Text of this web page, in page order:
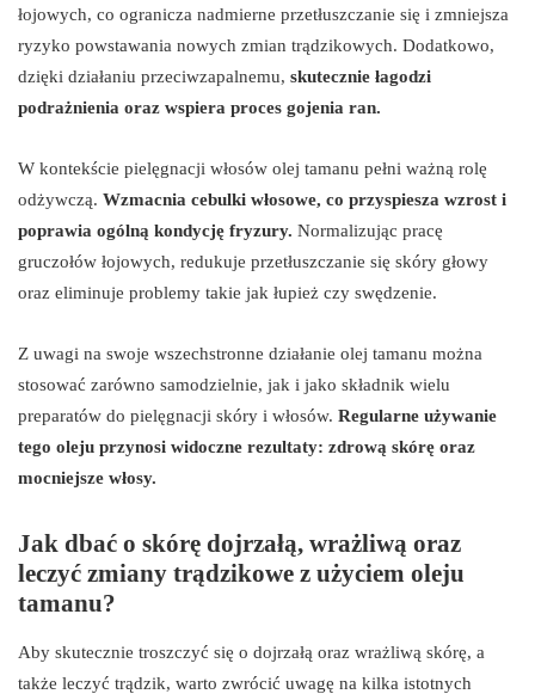
łojowych, co ogranicza nadmierne przetłuszczanie się i zmniejsza
ryzyko powstawania nowych zmian trądzikowych. Dodatkowo,
dzięki działaniu przeciwzapalnemu, skutecznie łagodzi
podrażnienia oraz wspiera proces gojenia ran.
W kontekście pielęgnacji włosów olej tamanu pełni ważną rolę
odżywczą. Wzmacnia cebulki włosowe, co przyspiesza wzrost i
poprawia ogólną kondycję fryzury. Normalizując pracę
gruczołów łojowych, redukuje przetłuszczanie się skóry głowy
oraz eliminuje problemy takie jak łupież czy swędzenie.
Z uwagi na swoje wszechstronne działanie olej tamanu można
stosować zarówno samodzielnie, jak i jako składnik wielu
preparatów do pielęgnacji skóry i włosów. Regularne używanie
tego oleju przynosi widoczne rezultaty: zdrową skórę oraz
mocniejsze włosy.
Jak dbać o skórę dojrzałą, wrażliwą oraz
leczyć zmiany trądzikowe z użyciem oleju
tamanu?
Aby skutecznie troszczyć się o dojrzałą oraz wrażliwą skórę, a
także leczyć trądzik, warto zwrócić uwagę na kilka istotnych